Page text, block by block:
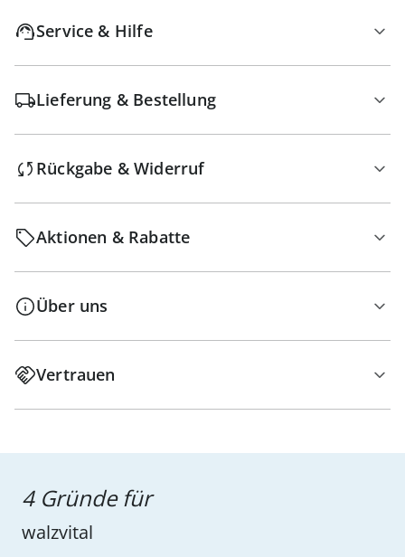
Service & Hilfe
Lieferung & Bestellung
Rückgabe & Widerruf
Aktionen & Rabatte
Über uns
Vertrauen
4 Gründe für
walzvital